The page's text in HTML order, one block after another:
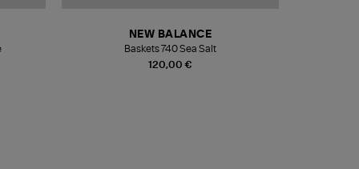
120,00 €
NEW BALANCE
Baskets 740 Sea Salt